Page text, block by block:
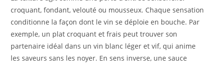
croquant, fondant, velouté ou mousseux. Chaque sensation
conditionne la façon dont le vin se déploie en bouche. Par
exemple, un plat croquant et frais peut trouver son
partenaire idéal dans un vin blanc léger et vif, qui anime
les saveurs sans les noyer. En sens inverse, une sauce